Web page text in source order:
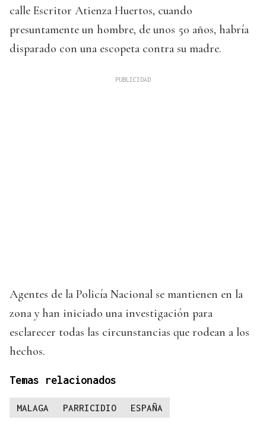
calle Escritor Atienza Huertos, cuando
presuntamente un hombre, de unos 50 años, habría
disparado con una escopeta contra su madre.
Agentes de la Policía Nacional se mantienen en la
zona y han iniciado una investigación para
esclarecer todas las circunstancias que rodean a los
hechos.
Temas relacionados
MALAGA PARRICIDIO ESPAÑA